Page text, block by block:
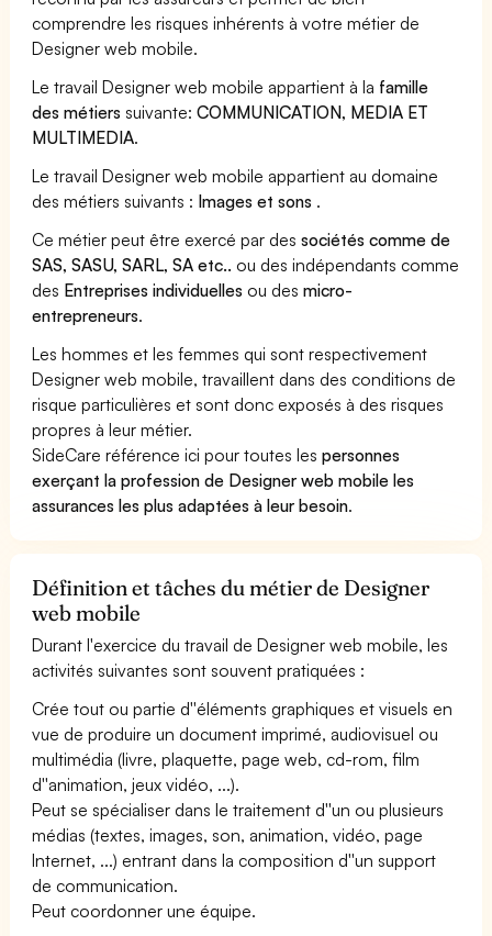
comprendre les risques inhérents à votre métier de
Designer web mobile.
Le travail Designer web mobile appartient à la famille
des métiers suivante:COMMUNICATION, MEDIA ET
MULTIMEDIA.
Le travail Designer web mobile appartient au domaine
des métiers suivants : Images et sons .
Ce métier peut être exercé par dessociétés comme de
SAS, SASU, SARL, SA etc.. ou des indépendants comme
des Entreprises individuelles ou desmicro-
entrepreneurs.
Les hommes et les femmes qui sont respectivement
Designer web mobile, travaillent dans des conditions de
risque particulières et sont donc exposés à des risques
propres à leur métier.
SideCare référence ici pour toutes lespersonnes
exerçant la profession de Designer web mobile les
assurances les plus adaptées à leur besoin.
Définition et tâches du métier de Designer
web mobile
Durant l'exercice du travail de Designer web mobile, les
activités suivantes sont souvent pratiquées :
Crée tout ou partie d''éléments graphiques et visuels en
vue de produire un document imprimé, audiovisuel ou
multimédia (livre, plaquette, page web, cd-rom, film
d''animation, jeux vidéo, ...).
Peut se spécialiser dans le traitement d''un ou plusieurs
médias (textes, images, son, animation, vidéo, page
Internet, ...) entrant dans la composition d''un support
de communication.
Peut coordonner une équipe.